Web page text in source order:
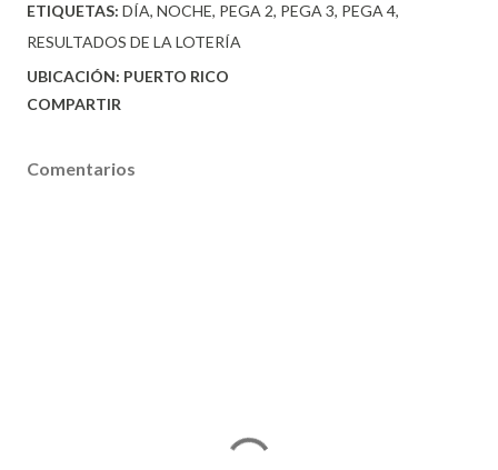
ETIQUETAS: DÍA NOCHE PEGA 2 PEGA 3 PEGA 4
RESULTADOS DE LA LOTERÍA
UBICACIÓN: PUERTO RICO
COMPARTIR
Comentarios